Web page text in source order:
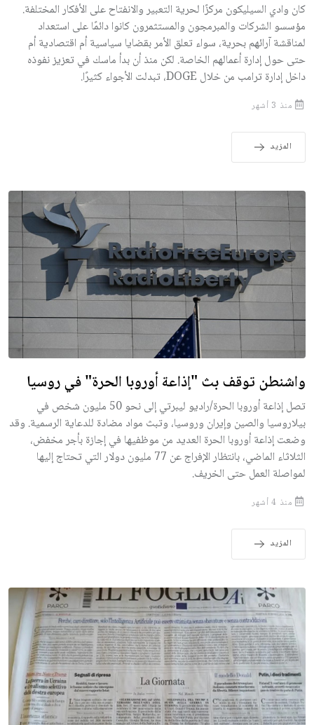
كان وادي السيليكون مركزًا لحرية التعبير والانفتاح على الأفكار المختلفة.
مؤسسو الشركات والمبرمجون والمستثمرون كانوا دائمًا على استعداد
لمناقشة آرائهم بحرية، سواء تعلق الأمر بقضايا سياسية أم اقتصادية أم
حتى حول إدارة أعمالهم الخاصة. لكن منذ أن بدأ ماسك في تعزيز نفوذه
داخل إدارة ترامب من خلال DOGE، تبدلت الأجواء كثيرًا.
منذ 3 أشهر
المزيد
واشنطن توقف بث "إذاعة أوروبا الحرة" في روسيا
تصل إذاعة أوروبا الحرة/راديو ليبرتي إلى نحو 50 مليون شخص في
بيلاروسيا والصين وإيران وروسيا، وتبث مواد مضادة للدعاية الرسمية. وقد
وضعت إذاعة أوروبا الحرة العديد من موظفيها في إجازة بأجر مخفض،
الثلاثاء الماضي، بانتظار الإفراج عن 77 مليون دولار التي تحتاج إليها
لمواصلة العمل حتى الخريف.
منذ 4 أشهر
المزيد